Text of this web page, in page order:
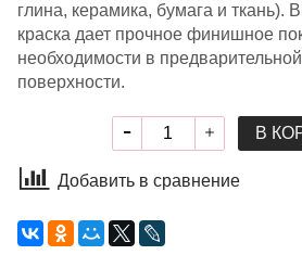
глина, керамика, бумага и ткань).
краска дает прочное финишное
необходимости в
поверхности.
В
Добавить в сравнение